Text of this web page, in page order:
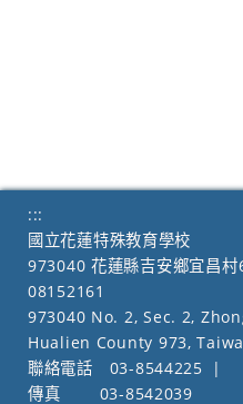
:::
國立花蓮特殊教育學校
973040 花蓮縣吉安鄉宜昌
08152161
973040 No. 2, Sec. 2,
Hualien County 973,
聯絡電話
03-8544225
|
傳真
03-8542039